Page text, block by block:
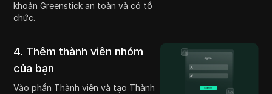
khoản Greenstick an toàn và có tổ
chức.
4. Thêm thành viên nhóm
của bạn
Vào phần Thành viên và tạo Thành